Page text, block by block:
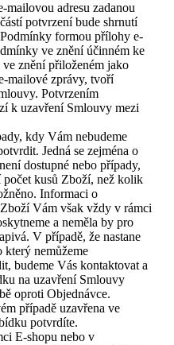
mailovou adresu zadanou
potvrzení bude shrnutí
formou přílohy e-
ve znění účinném ke
znění přiloženém jako
mailové zprávy, tvoří
Potvrzením
k uzavření Smlouvy mezi
kdy Vám nebudeme
Jedná se zejména o
dostupné nebo případy,
počet kusů Zboží, než kolik
Informaci o
Vám však vždy v rámci
a neměla by pro
V případě, že nastane
nemůžeme
budeme Vás kontaktovat a
na uzavření Smlouvy
oproti Objednávce.
případě uzavřena ve
potvrdíte.
E-shopu nebo v